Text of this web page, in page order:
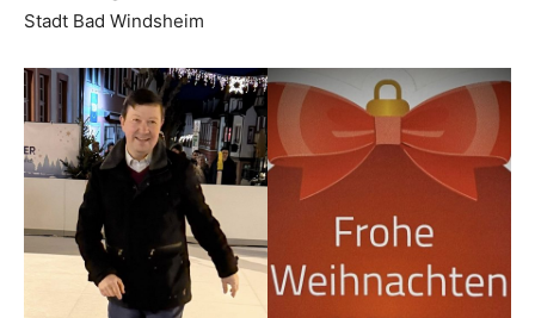
Stadt Bad Windsheim